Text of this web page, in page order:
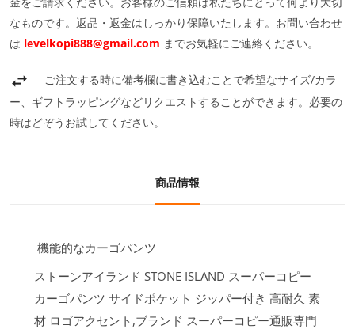
なものです。返品・返金はしっかり保障いたします。お問い合わせ
は levelkopi888@gmail.com までお気軽にご連絡ください。
ご注文する時に備考欄に書き込むことで希望なサイズ/カラ
ー、ギフトラッピングなどリクエストすることができます。必要の
時はどぞうお試してください。
商品情報
機能的なカーゴパンツ
ストーンアイランド STONE ISLAND スーパーコピー
カーゴパンツ サイドポケット ジッパー付き 高耐久 素
材 ロゴアクセント,ブランド スーパーコピー通販専門